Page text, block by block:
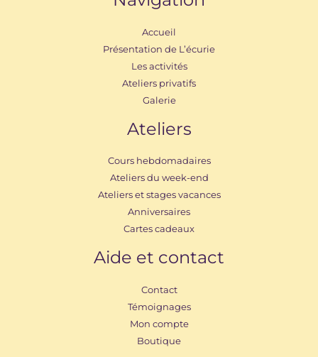
Accueil
Présentation de L’écurie
Les activités
Ateliers privatifs
Galerie
Ateliers
Cours hebdomadaires
Ateliers du week-end
Ateliers et stages vacances
Anniversaires
Cartes cadeaux
Aide et contact
Contact
Témoignages
Mon compte
Boutique